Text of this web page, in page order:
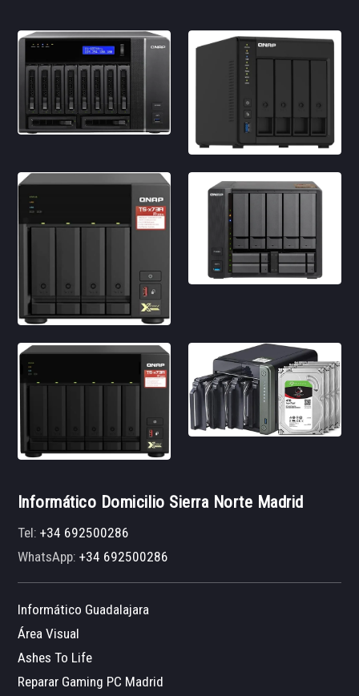
Informático Domicilio Sierra Norte Madrid
Tel:+34 692500286
WhatsApp:+34 692500286
Informático Guadalajara
Área Visual
Ashes To Life
Reparar Gaming PC Madrid